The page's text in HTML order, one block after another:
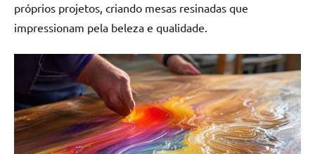
próprios projetos, criando mesas resinadas que
impressionam pela beleza e qualidade.